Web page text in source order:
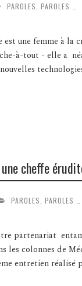
PAROLES, PAROLES …
est une femme à
à-tout - elle a
une cheffe
PAROLES, PAROLES …
partenariat
les colonnes de
entretien réalisé